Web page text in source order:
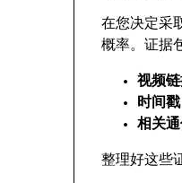
在您决定采
概率。证据
视频链
时间戳
相关通
整理好这些